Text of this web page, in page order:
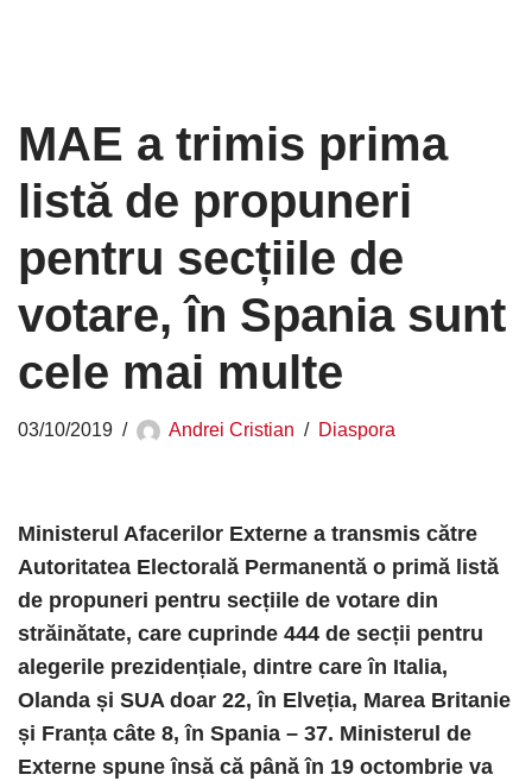
MAE a trimis prima
listă de propuneri
pentru secțiile de
votare, în Spania sunt
cele mai multe
03/10/2019 Andrei Cristian Diaspora
Ministerul Afacerilor Externe a transmis către
Autoritatea Electorală Permanentă o primă listă
de propuneri pentru secțiile de votare din
străinătate, care cuprinde 444 de secții pentru
alegerile prezidențiale, dintre care în Italia,
Olanda și SUA doar 22, în Elveția, Marea Britanie
și Franța câte 8, în Spania – 37. Ministerul de
Externe spune însă că până în 19 octombrie va